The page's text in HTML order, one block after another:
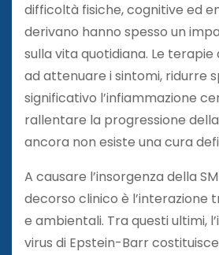
difficoltà fisiche, cognitive ed
derivano hanno spesso un
sulla vita quotidiana. Le
ad attenuare i sintomi, ridurre
significativo l’infiammazione
rallentare la progressione
ancora non esiste una cura
A causare l’insorgenza della
decorso clinico è l’interazione
e ambientali. Tra questi ultimi,
virus di Epstein-Barr